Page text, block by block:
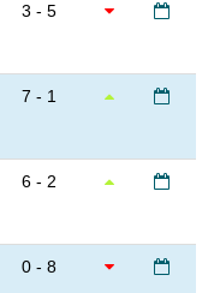
3 - 5
7 - 1
6 - 2
0 - 8